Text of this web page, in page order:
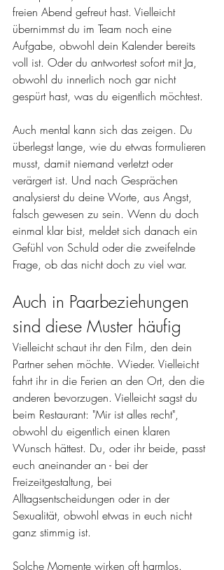
freien Abend gefreut hast. Vielleicht
übernimmst du im Team noch eine
Aufgabe, obwohl dein Kalender bereits
voll ist. Oder du antwortest sofort mit Ja,
obwohl du innerlich noch gar nicht
gespürt hast, was du eigentlich möchtest.
Auch mental kann sich das zeigen. Du
überlegst lange, wie du etwas formulieren
musst, damit niemand verletzt oder
verärgert ist. Und nach Gesprächen
analysierst du deine Worte, aus Angst,
falsch gewesen zu sein. Wenn du doch
einmal klar bist, meldet sich danach ein
Gefühl von Schuld oder die zweifelnde
Frage, ob das nicht doch zu viel war.
Auch in Paarbeziehungen
sind diese Muster häufig
Vielleicht schaut ihr den Film, den dein
Partner sehen möchte. Wieder. Vielleicht
fahrt ihr in die Ferien an den Ort, den die
anderen bevorzugen. Vielleicht sagst du
beim Restaurant: "Mir ist alles recht",
obwohl du eigentlich einen klaren
Wunsch hättest. Du, oder ihr beide, passt
euch aneinander an - bei der
Freizeitgestaltung, bei
Alltagsentscheidungen oder in der
Sexualität, obwohl etwas in euch nicht
ganz stimmig ist.
Solche Momente wirken oft harmlos.